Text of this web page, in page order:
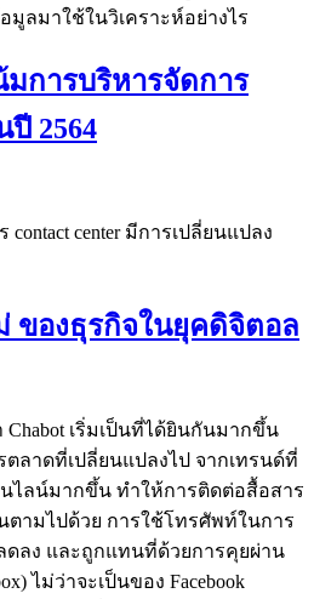
มูลมาใช้ในวิเคราะห์อย่างไร
การบริหารจัดการ
ปี 2564
center มีการเปลี่ยนแปลง
ของธุรกิจในยุคดิจิตอล
เริ่มเป็นที่ได้ยินกันมากขึ้น
ลาดที่เปลี่ยนแปลงไป จากเทรนด์ที่
ไลน์มากขึ้น ทำให้การติดต่อสื้อสาร
ามไปด้วย การใช้โทรศัพท์ในการ
ลง และถูกแทนที่ด้วยการคุยผ่าน
ไม่ว่าจะเป็นของ Facebook